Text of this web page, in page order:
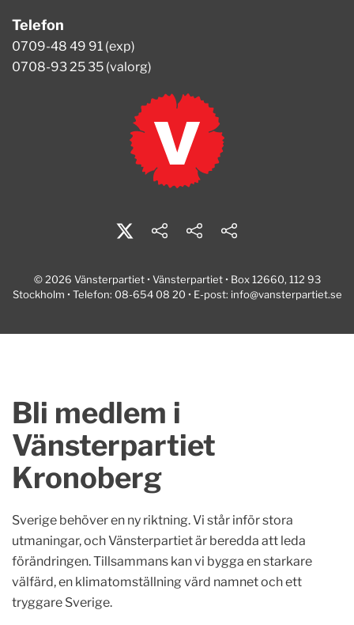
Telefon
0709-48 49 91 (exp)
0708-93 25 35 (valorg)
© 2026 Vänsterpartiet • Vänsterpartiet • Box 12660, 112 93
Stockholm • Telefon: 08-654 08 20 • E-post: info@vansterpartiet.se
Bli medlem i
Vänsterpartiet
Kronoberg
Sverige behöver en ny riktning. Vi står inför stora
utmaningar, och Vänsterpartiet är beredda att leda
förändringen. Tillsammans kan vi bygga en starkare
välfärd, en klimatomställning värd namnet och ett
tryggare Sverige.